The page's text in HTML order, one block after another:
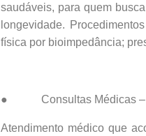
saudáveis, para quem
longevidade.
física por bioimpedância;
● Consultas Médicas –
Atendimento médico que